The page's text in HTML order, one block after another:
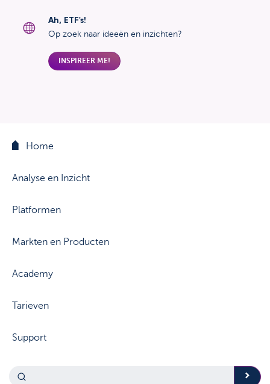
Ah, ETF's!
Op zoek naar ideeën en inzichten?
INSPIREER ME!
Home
Analyse en Inzicht
Platformen
Markten en Producten
Academy
Tarieven
Support